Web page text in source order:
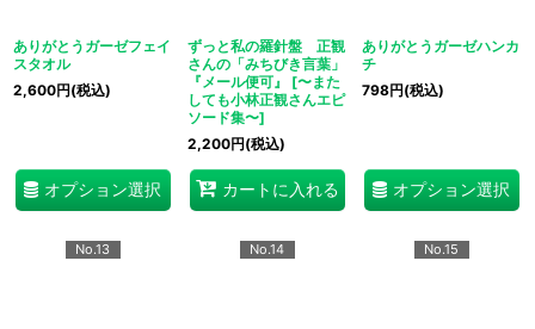
ありがとうガーゼフェイ
スタオル
2,600円(税込)
オプション選択
ずっと私の羅針盤 正観
さんの「みちびき言葉」
『メール便可』
[〜また
しても小林正観さんエピ
ソード集〜]
2,200円(税込)
カートに入れる
ありがとうガーゼハンカ
チ
798円(税込)
オプション選択
No.13 No.14 No.15